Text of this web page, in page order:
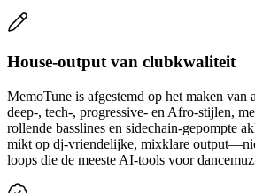
House-output van clubkwaliteit
MemoTune is afgestemd op het maken van
deep-, tech-, progressive- en Afro-stijlen,
rollende basslines en sidechain-gepompte
mikt op dj-vriendelijke, mixklare
loops die de meeste AI-tools voor